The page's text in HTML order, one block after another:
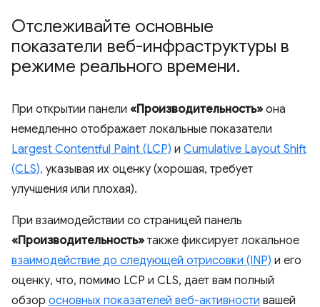
Отслеживайте основные
показатели веб-инфраструктуры в
режиме реального времени.
При открытии панели «Производительность» она
немедленно отображает локальные показатели
Largest Contentful Paint (LCP) и Cumulative Layout Shift
(CLS), указывая их оценку (хорошая, требует
улучшения или плохая).
При взаимодействии со страницей панель
«Производительность» также фиксирует локальное
взаимодействие до следующей отрисовки (INP) и его
оценку, что, помимо LCP и CLS, дает вам полный
обзор основных показателей веб-активности вашей